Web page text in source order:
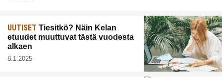
UUTISET Tiesitkö? Näin Kelan
etuudet muuttuvat tästä vuodesta
alkaen
8.1.2025